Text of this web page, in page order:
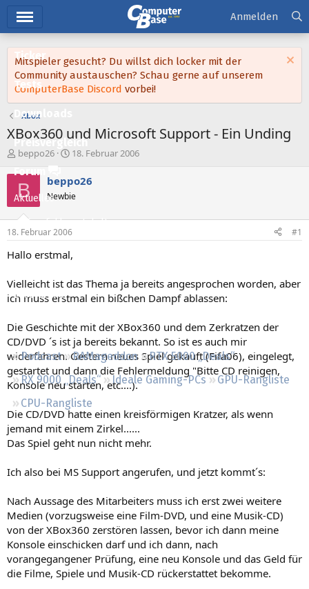
Ticker
Tests
Downloads
Preisvergleich
Forum
Aktuelles
Empfohlene Inhalte
Leserartikel
Podcast RAMageddon
RTX 5000 „Deals“
RX 9000 „Deals“
Ideale Gaming-PCs
GPU-Rangliste
CPU-Rangliste
Anmelden
Mitspieler gesucht? Du willst dich locker mit der
Community austauschen? Schau gerne auf unserem
ComputerBase Discord vorbei!
Xbox
XBox360 und Microsoft Support - Ein Unding
E
r
s
e
e
r
beppo26
E
s
e
l
t
m
18. Februar 2006
B beppo26
Newbie
18. Februar 2006 #1
Hallo erstmal,
Vielleicht ist das Thema ja bereits angesprochen worden, aber
ich muss erstmal ein bißchen Dampf ablassen:
Die Geschichte mit der XBox360 und dem Zerkratzen der
CD/DVD ´s ist ja bereits bekannt. So ist es auch mir
widerfahren. Gestern neues Spiel gekauft (Fifa06), eingelegt,
gestartet und dann die Fehlermeldung "Bitte CD reinigen,
Konsole neu starten, etc....).
Die CD/DVD hatte einen kreisförmigen Kratzer, als wenn
jemand mit einem Zirkel......
Das Spiel geht nun nicht mehr.
Ich also bei MS Support angerufen, und jetzt kommt´s:
Nach Aussage des Mitarbeiters muss ich erst zwei weitere
Medien (vorzugsweise eine Film-DVD, und eine Musik-CD)
von der XBox360 zerstören lassen, bevor ich dann meine
Konsole einschicken darf und ich dann, nach
vorangegangener Prüfung, eine neu Konsole und das Geld für
die Filme, Spiele und Musik-CD rückerstattet bekomme.